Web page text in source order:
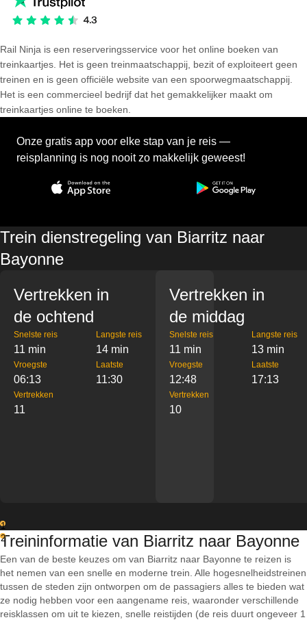
Rail Ninja is een reserveringsservice voor het online boeken van
treinkaartjes. Het is geen treinmaatschappij, bezit of exploiteert geen
treinen en is geen officiële website van een spoorwegmaatschappij.
Het is een commercieel bedrijf dat het gemakkelijker maakt om
treinkaartjes online te boeken.
Onze gratis app voor elke stap van je reis —
reisplanning is nog nooit zo makkelijk geweest!
Trein dienstregeling van Biarritz naar
Bayonne
Vertrekken in
de ochtend
Snelste reis
11 min
Langste reis
14 min
Vroegste
06:13
Laatste
11:30
Vertrekken
11
Vertrekken in
de middag
Snelste reis
11 min
Langste reis
13 min
Vroegste
12:48
Laatste
17:13
Vertrekken
10
1
2
Treininformatie van Biarritz naar Bayonne
Een van de beste keuzes om van Biarritz naar Bayonne te reizen is
het nemen van een snelle en moderne trein. Alle hogesnelheidstreinen
tussen de steden zijn ontworpen om de passagiers alles te bieden wat
ze nodig hebben voor een aangename reis, waaronder verschillende
reisklassen om uit te kiezen, snelle reistijden (de reis duurt ongeveer 1